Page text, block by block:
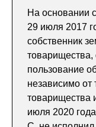
На основании
29 июля 2017
собственник
товарищества,
пользование
независимо от
товарищества
июля 2020